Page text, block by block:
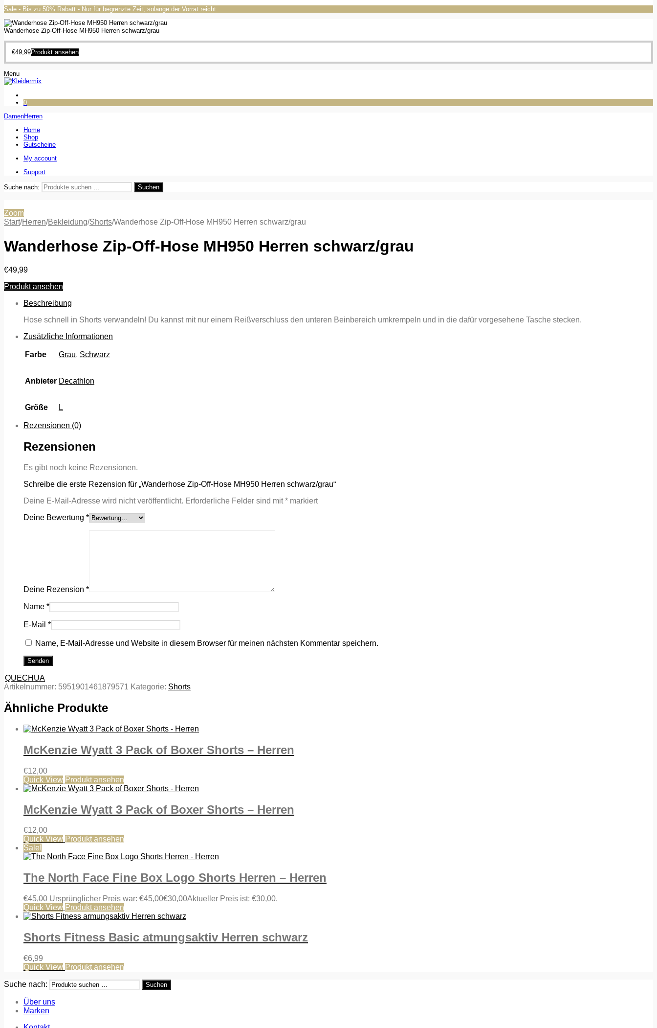
Sale - Bis zu 50% Rabatt - Nur für begrenzte Zeit, solange der Vorrat reicht
Wanderhose Zip-Off-Hose MH950 Herren schwarz/grau
€49,99Produkt ansehen
Menu
0
DamenHerren
Home
Shop
Gutscheine
My account
Support
Suche nach: Suchen
Zoom
Start/Herren/Bekleidung/Shorts/Wanderhose Zip-Off-Hose MH950 Herren schwarz/grau
Wanderhose Zip-Off-Hose MH950 Herren schwarz/grau
€49,99
Produkt ansehen
Beschreibung
Hose schnell in Shorts verwandeln! Du kannst mit nur einem Reißverschluss den unteren Beinbereich umkrempeln und in die dafür vorgesehene Tasche stecken.
Zusätzliche Informationen
Farbe Grau, Schwarz
Anbieter Decathlon
Größe L
Rezensionen (0)
Rezensionen
Es gibt noch keine Rezensionen.
Schreibe die erste Rezension für „Wanderhose Zip-Off-Hose MH950 Herren schwarz/grau“
Deine E-Mail-Adresse wird nicht veröffentlicht. Erforderliche Felder sind mit* markiert
Deine Bewertung *
Deine Rezension *
Name *
E-Mail *
Name, E-Mail-Adresse und Website in diesem Browser für meinen nächsten Kommentar speichern.
QUECHUA
Artikelnummer: 5951901461879571 Kategorie: Shorts
Ähnliche Produkte
McKenzie Wyatt 3 Pack of Boxer Shorts – Herren
€12,00
Quick View Produkt ansehen
McKenzie Wyatt 3 Pack of Boxer Shorts – Herren
€12,00
Quick View Produkt ansehen
Sale!
The North Face Fine Box Logo Shorts Herren – Herren
€45,00 Ursprünglicher Preis war: €45,00€30,00Aktueller Preis ist: €30,00.
Quick View Produkt ansehen
Shorts Fitness Basic atmungsaktiv Herren schwarz
€6,99
Quick View Produkt ansehen
Suche nach: Suchen
Über uns
Marken